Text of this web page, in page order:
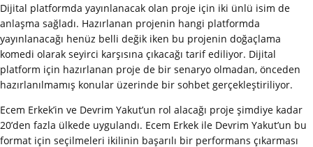
Dijital platformda yayınlanacak olan proje için iki ünlü isim de
anlaşma sağladı. Hazırlanan projenin hangi platformda
yayınlanacağı henüz belli değik iken bu projenin doğaçlama
komedi olarak seyirci karşısına çıkacağı tarif ediliyor. Dijital
platform için hazırlanan proje de bir senaryo olmadan, önceden
hazırlanılmamış konular üzerinde bir sohbet gerçekleştiriliyor.
Ecem Erkek’in ve Devrim Yakut’un rol alacağı proje şimdiye kadar
20’den fazla ülkede uygulandı. Ecem Erkek ile Devrim Yakut’un bu
format için seçilmeleri ikilinin başarılı bir performans çıkarması